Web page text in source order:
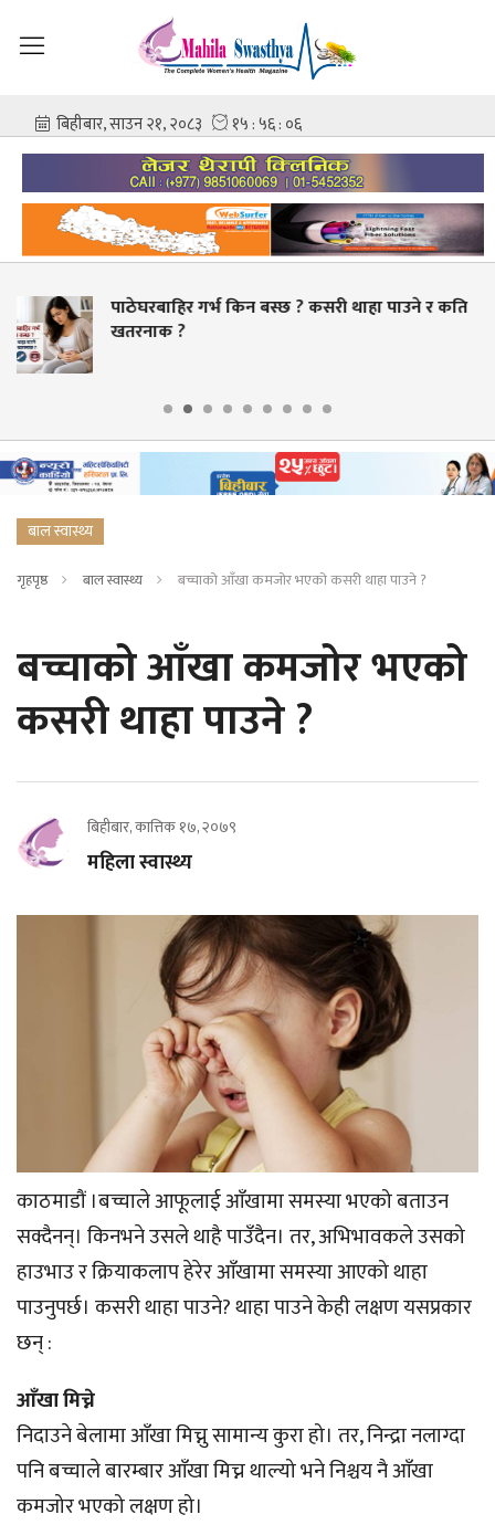
गर्भ किन बस्छ ? कसरी थाहा पाउने र कति
स्वास्थ्य
बाल स्वास्थ्य
गृहपृष्ठ बाल स्वास्थ्य बच्चाको आँखा कमजोर भएको कसरी थाहा पाउने ?
बच्चाको आँखा कमजोर भएको
कसरी थाहा पाउने ?
बिहीबार, कात्तिक १७, २०७९
महिला स्वास्थ्य
काठमाडौं ।बच्चाले आफूलाई आँखामा समस्या भएको बताउन
सक्दैनन्। किनभने उसले थाहै पाउँदैन। तर, अभिभावकले उसको
हाउभाउ र क्रियाकलाप हेरेर आँखामा समस्या आएको थाहा
पाउनुपर्छ। कसरी थाहा पाउने? थाहा पाउने केही लक्षण यसप्रकार
छन् :
आँखा मिच्ने
निदाउने बेलामा आँखा मिच्नु सामान्य कुरा हो। तर, निन्द्रा नलाग्दा
पनि बच्चाले बारम्बार आँखा मिच्न थाल्यो भने निश्चय नै आँखा
कमजोर भएको लक्षण हो।